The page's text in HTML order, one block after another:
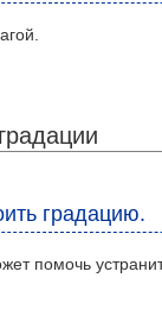
градацию.
помочь